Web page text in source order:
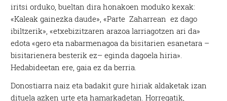
iritsi orduko, bueltan dira honakoen moduko kexak:
«Kaleak gainezka daude», «Parte Zaharrean ez dago
ibiltzerik», «etxebizitzaren arazoa larriagotzen ari da»
edota «gero eta nabarmenagoa da bisitarien esanetara –
bisitarienera besterik ez– eginda dagoela hiria».
Hedabideetan ere, gaia ez da berria.
Donostiarra naiz eta badakit gure hiriak aldaketak izan
dituela azken urte eta hamarkadetan. Horregatik,